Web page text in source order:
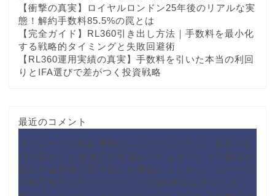
【衝撃の真実】ロイヤルロンドン25年後のリアルな実
態！解約手数料85.5%の罠とは
【完全ガイド】RL360引き出し方法｜手数料を最小化
する戦略的タイミングと失敗回避術
【RL360運用実績の真実】手数料を引いた本当の利回
りとIFA選びで差がつく投資戦略
最近のコメント
【グローバル資産運用ならマイプロパティ 毎月5万
円で安心した老後資金を積み立てるオフショア保険の
個人年金保険の取り扱いを開始しました に マレーシ
ア教育移住のマイプロパティが2024年11月からお子